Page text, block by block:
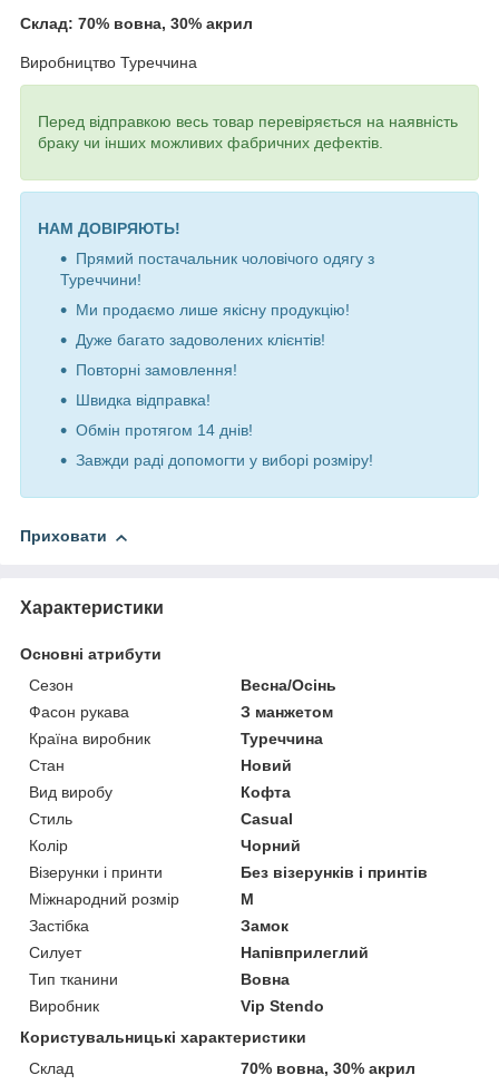
Склад: 70% вовна, 30% акрил
Виробництво Туреччина
Перед відправкою весь товар перевіряється на наявність
браку чи інших можливих фабричних дефектів.
НАМ ДОВІРЯЮТЬ!
Прямий постачальник чоловічого одягу з
Туреччини!
Ми продаємо лише якісну продукцію!
Дуже багато задоволених клієнтів!
Повторні замовлення!
Швидка відправка!
Обмін протягом 14 днів!
Завжди раді допомогти у виборі розміру!
Приховати
Характеристики
Основні атрибути
Сезон
Весна/Осінь
Фасон рукава
З манжетом
Країна виробник
Туреччина
Стан
Новий
Вид виробу
Кофта
Стиль
Casual
Колір
Чорний
Візерунки і принти
Без візерунків і принтів
Міжнародний розмір
M
Застібка
Замок
Силует
Напівприлеглий
Тип тканини
Вовна
Виробник
Vip Stendo
Користувальницькі характеристики
Склад
70% вовна, 30% акрил